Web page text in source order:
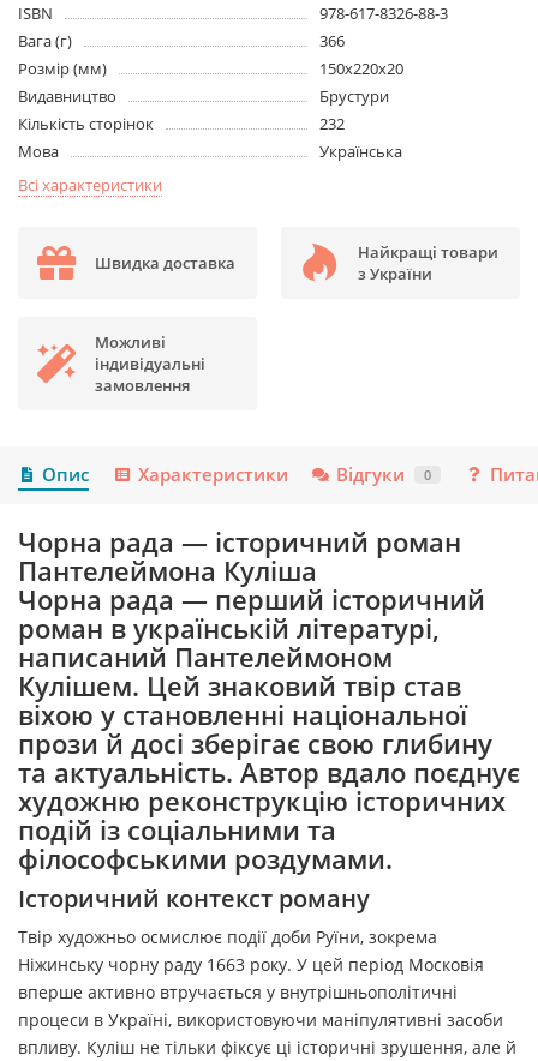
ISBN
978-617-8326-88-3
Вага (г)
366
Розмір (мм)
150х220х20
Видавництво
Брустури
Кількість сторінок
232
Мова
Українська
Всі характеристики
Швидка доставка
Найкращі товари
з України
Можливі
індивідуальні
замовлення
Опис Характеристики Відгуки 0
Чорна рада — історичний роман
Пантелеймона Куліша
Чорна рада — перший історичний
роман в українській літературі,
написаний Пантелеймоном
Кулішем. Цей знаковий твір став
віхою у становленні національної
прози й досі зберігає свою глибину
та актуальність. Автор вдало поєднує
художню реконструкцію історичних
подій із соціальними та
філософськими роздумами.
Історичний контекст роману
Твір художньо осмислює події доби Руїни, зокрема
Ніжинську чорну раду 1663 року. У цей період Московія
вперше активно втручається у внутрішньополітичні
процеси в Україні, використовуючи маніпулятивні засоби
впливу. Куліш не тільки фіксує ці історичні зрушення, але й